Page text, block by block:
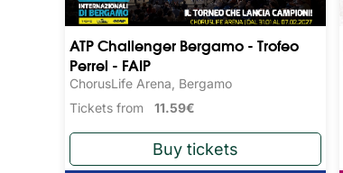
ATP Challenger Bergamo - Trofeo
Perrel - FAIP
ChorusLife Arena, Bergamo
Tickets from 11.59€